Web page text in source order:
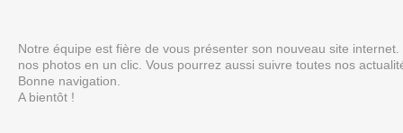
Notre équipe est fière de vous présenter son nouveau site
nos photos en un clic. Vous pourrez aussi suivre toutes nos
Bonne navigation.
A bientôt !